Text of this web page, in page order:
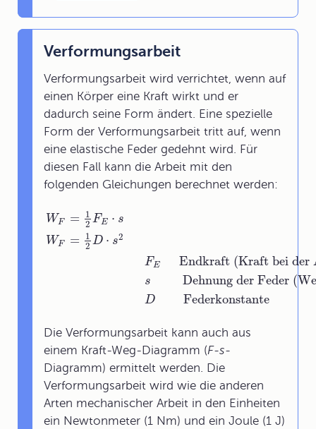
Verformungsarbeit
Verformungsarbeit wird verrichtet, wenn auf
einen Körper eine Kraft wirkt und er
dadurch seine Form ändert. Eine spezielle
Form der Verformungsarbeit tritt auf, wenn
eine elastische Feder gedehnt wird. Für
diesen Fall kann die Arbeit mit den
folgenden Gleichungen berechnet werden:
WF =
1
2 FE ⋅ s
WF =
1
2 D ⋅ s2
FE Endkraft (Kraft bei der
s Dehnung der Feder
D Federkonstante
Die Verformungsarbeit kann auch aus
einem Kraft-Weg-Diagramm (F-s-
Diagramm) ermittelt werden. Die
Verformungsarbeit wird wie die anderen
Arten mechanischer Arbeit in den Einheiten
ein Newtonmeter (1 Nm) und ein Joule (1 J)